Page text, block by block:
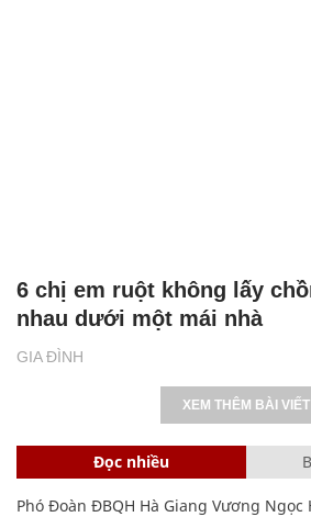
GIA ĐÌNH
6 chị em ruột không lấy
nhau dưới một mái nhà
XEM THÊM BÀI VIẾT
Đọc nhiều
Phó Đoàn ĐBQH Hà Giang Vương Ngọc